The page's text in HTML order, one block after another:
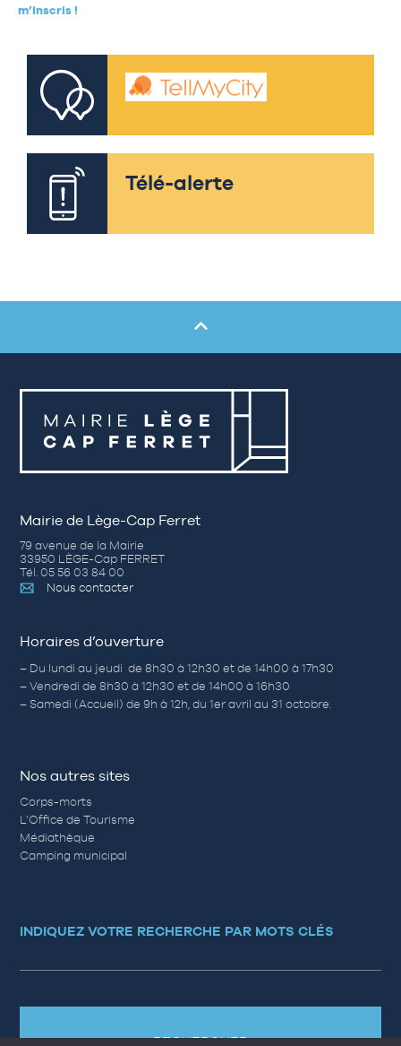
m’inscris !
Télé-alerte
Mairie de Lège-Cap Ferret
79 avenue de la Mairie
33950 LÈGE-Cap FERRET
Tél. 05 56 03 84 00
Nous contacter
Horaires d’ouverture
– Du lundi au jeudi de 8h30 à 12h30 et de 14h00 à 17h30
– Vendredi de 8h30 à 12h30 et de 14h00 à 16h30
– Samedi (Accueil) de 9h à 12h, du 1er avril au 31 octobre.
Nos autres sites
Corps-morts
L’Office de Tourisme
Médiathèque
Camping municipal
INDIQUEZ VOTRE RECHERCHE PAR MOTS CLÉS
RECHERCHER